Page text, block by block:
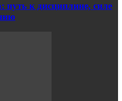
путь к дисциплине, силе